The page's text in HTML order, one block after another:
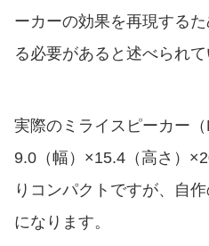
ーカーの効果を再現する
る必要があると述べられて
実際のミライスピーカー（
9.0（幅）×15.4（高さ）
りコンパクトですが、自
になります。